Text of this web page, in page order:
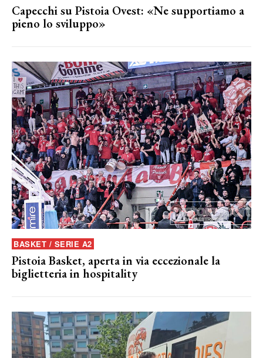
Capecchi su Pistoia Ovest: «Ne supportiamo a
pieno lo sviluppo»
BASKET / SERIE A2
Pistoia Basket, aperta in via eccezionale la
biglietteria in hospitality